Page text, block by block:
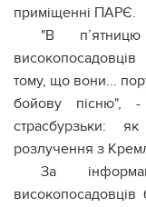
приміщенні ПАРЄ.
"В
тому, що вони...
бойову пісню",
страсбурзьки:
розлучення з
За